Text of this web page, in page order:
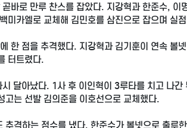
바로 만루 찬스를 잡았다. 지강혁과 한준수,
미카엘로 교체해 김민호를 삼진으로 잡으며 실
한 점을 추격했다. 지강혁과 김기훈이 연속 볼
터트렸다.
달아났다. 1사 후 이인혁이 3루타를 치고 나
고는 선발 김의준을 이호선으로 교체했다.
추격하는 점수를 냈다. 한준수가 볼넷으로 출